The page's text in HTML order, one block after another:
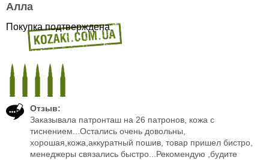
Алла
Покупка подтверждена
Отзыв:
Заказывала патронташ на 26 патронов, кожа с
тиснением...Остались очень довольны,
хорошая,кожа,аккуратный пошив, товар пришел бистро,
менеджеры связались быстро...Рекомендую ,будите